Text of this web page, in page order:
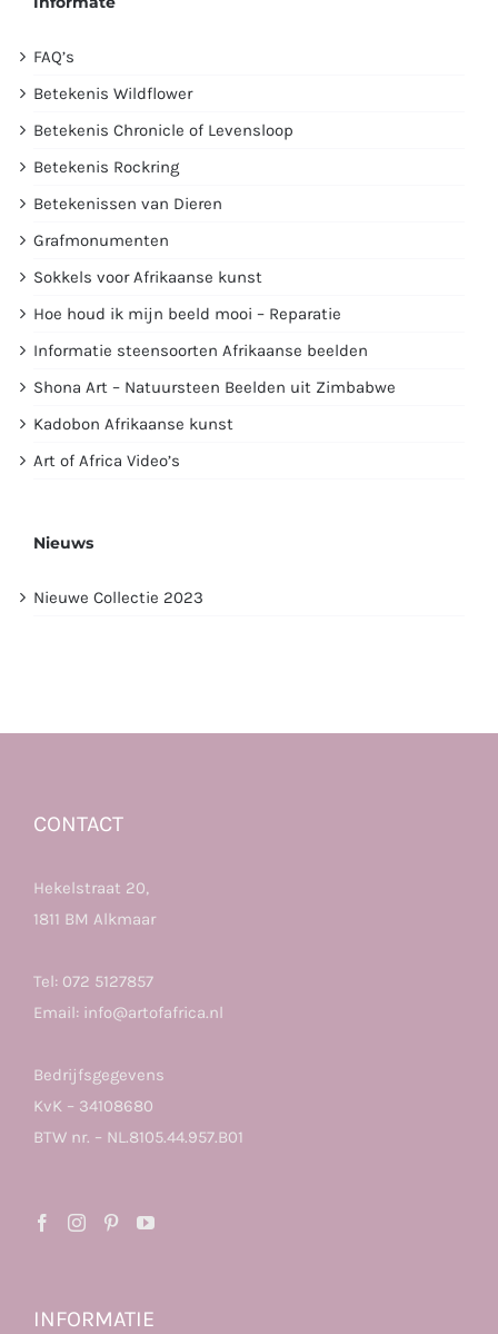
FAQ’s
Betekenis Wildflower
Betekenis Chronicle of Levensloop
Betekenis Rockring
Betekenissen van Dieren
Grafmonumenten
Sokkels voor Afrikaanse kunst
Hoe houd ik mijn beeld mooi – Reparatie
Informatie steensoorten Afrikaanse beelden
Shona Art – Natuursteen Beelden uit Zimbabwe
Kadobon Afrikaanse kunst
Art of Africa Video’s
Nieuws
Nieuwe Collectie 2023
CONTACT
Hekelstraat 20,
1811 BM Alkmaar
Tel: 072 5127857
Email: info@artofafrica.nl
Bedrijfsgegevens
KvK – 34108680
BTW nr. – NL.8105.44.957.B01
INFORMATIE